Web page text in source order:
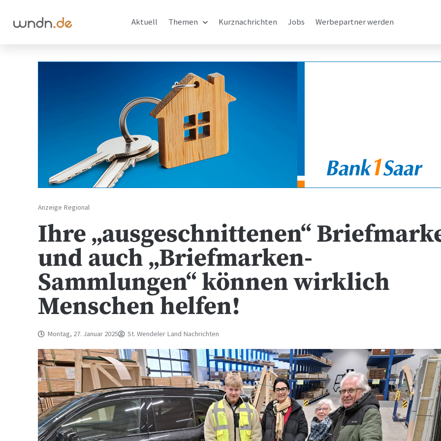
Aktuell Themen Kurznachrichten Jobs Werbepartner werden
Anzeige Regional
Ihre „ausgeschnittenen“
und auch „Briefmarken-
Sammlungen“ können wirklich
Menschen helfen!
Montag, 27. Januar 2025 St. Wendeler Land Nachrichten